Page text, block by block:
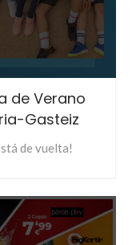
de Verano
Gasteiz
de vuelta!